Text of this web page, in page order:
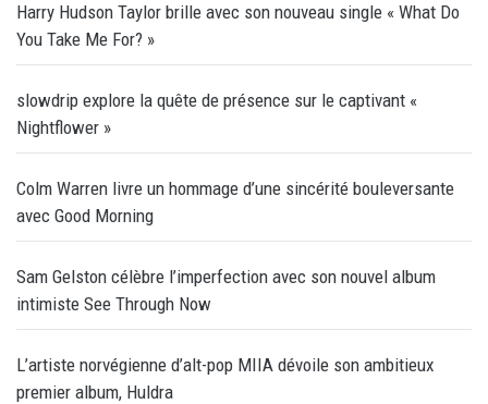
Harry Hudson Taylor brille avec son nouveau single « What Do
You Take Me For? »
slowdrip explore la quête de présence sur le captivant «
Nightflower »
Colm Warren livre un hommage d’une sincérité bouleversante
avec Good Morning
Sam Gelston célèbre l’imperfection avec son nouvel album
intimiste See Through Now
L’artiste norvégienne d’alt-pop MIIA dévoile son ambitieux
premier album, Huldra